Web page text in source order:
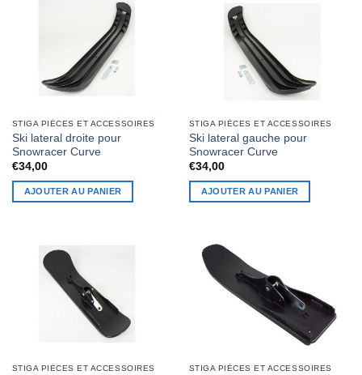
STIGA PIÈCES ET ACCESSOIRES
Ski lateral droite pour
Snowracer Curve
€34,00
AJOUTER AU PANIER
STIGA PIÈCES ET ACCESSOIRES
Ski lateral gauche pour
Snowracer Curve
€34,00
AJOUTER AU PANIER
STIGA PIÈCES ET ACCESSOIRES STIGA PIÈCES ET ACCESSOIRES